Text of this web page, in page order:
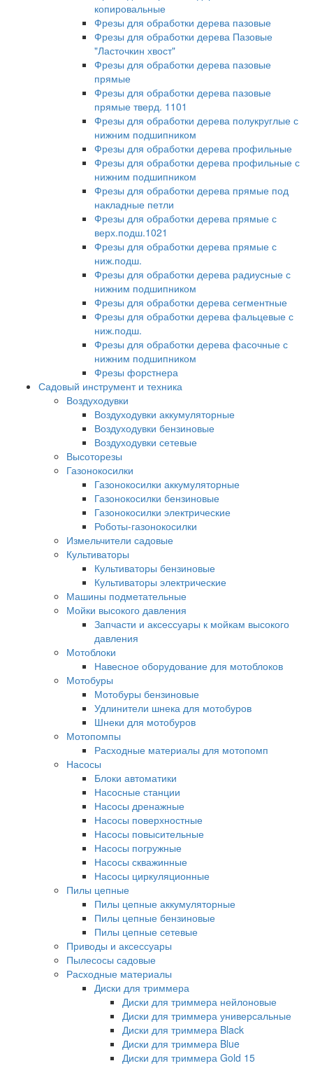
копировальные
Фрезы для обработки дерева пазовые
Фрезы для обработки дерева Пазовые
"Ласточкин хвост"
Фрезы для обработки дерева пазовые
прямые
Фрезы для обработки дерева пазовые
прямые тверд. 1101
Фрезы для обработки дерева полукруглые с
нижним подшипником
Фрезы для обработки дерева профильные
Фрезы для обработки дерева профильные с
нижним подшипником
Фрезы для обработки дерева прямые под
накладные петли
Фрезы для обработки дерева прямые с
верх.подш.1021
Фрезы для обработки дерева прямые с
ниж.подш.
Фрезы для обработки дерева радиусные с
нижним подшипником
Фрезы для обработки дерева сегментные
Фрезы для обработки дерева фальцевые с
ниж.подш.
Фрезы для обработки дерева фасочные с
нижним подшипником
Фрезы форстнера
Садовый инструмент и техника
Воздуходувки
Воздуходувки аккумуляторные
Воздуходувки бензиновые
Воздуходувки сетевые
Высоторезы
Газонокосилки
Газонокосилки аккумуляторные
Газонокосилки бензиновые
Газонокосилки электрические
Роботы-газонокосилки
Измельчители садовые
Культиваторы
Культиваторы бензиновые
Культиваторы электрические
Машины подметательные
Мойки высокого давления
Запчасти и аксессуары к мойкам высокого
давления
Мотоблоки
Навесное оборудование для мотоблоков
Мотобуры
Мотобуры бензиновые
Удлинители шнека для мотобуров
Шнеки для мотобуров
Мотопомпы
Расходные материалы для мотопомп
Насосы
Блоки автоматики
Насосные станции
Насосы дренажные
Насосы поверхностные
Насосы повысительные
Насосы погружные
Насосы скважинные
Насосы циркуляционные
Пилы цепные
Пилы цепные аккумуляторные
Пилы цепные бензиновые
Пилы цепные сетевые
Приводы и аксессуары
Пылесосы садовые
Расходные материалы
Диски для триммера
Диски для триммера нейлоновые
Диски для триммера универсальные
Диски для триммера Black
Диски для триммера Blue
Диски для триммера Gold 15